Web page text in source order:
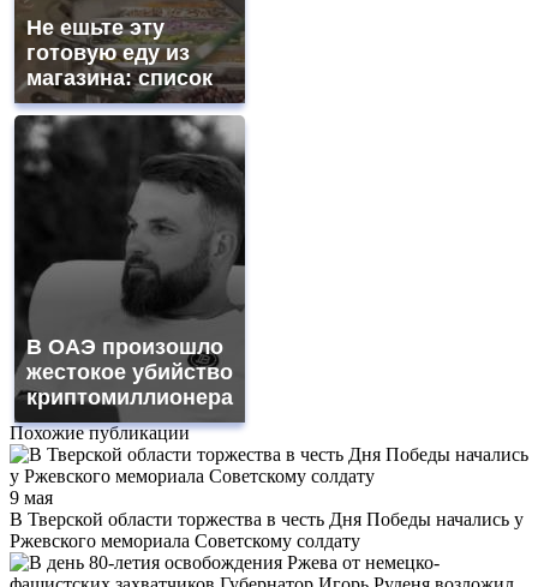
Не ешьте эту
готовую еду из
магазина: список
В ОАЭ произошло
жестокое убийство
криптомиллионера
Похожие публикации
9 мая
В Тверской области торжества в честь Дня Победы начались у
Ржевского мемориала Советскому солдату